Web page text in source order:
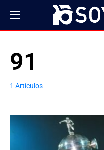
91
1 Artículos